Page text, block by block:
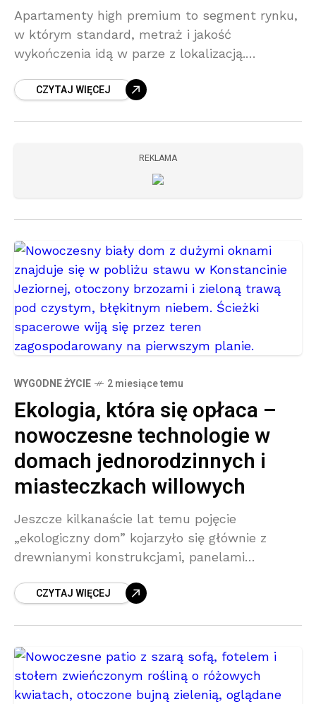
Apartamenty high premium to segment rynku,
w którym standard, metraż i jakość
wykończenia idą w parze z lokalizacją.
80–100 m² wzwyż, zaprojektowanych przez
CZYTAJ WIĘCEJ
REKLAMA
WYGODNE ŻYCIE 2 miesiące temu
Ekologia, która się opłaca –
nowoczesne technologie w
domach jednorodzinnych i
miasteczkach willowych
Jeszcze kilkanaście lat temu pojęcie
„ekologiczny dom” kojarzyło się głównie z
drewnianymi konstrukcjami, panelami
alternatywnego stylu życia. Dziś sytuacja
CZYTAJ WIĘCEJ